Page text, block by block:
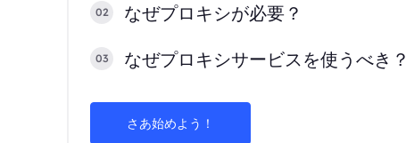
02 なぜプロキシが必要？
03 なぜプロキシサービスを使うべき？
さあ始めよう！